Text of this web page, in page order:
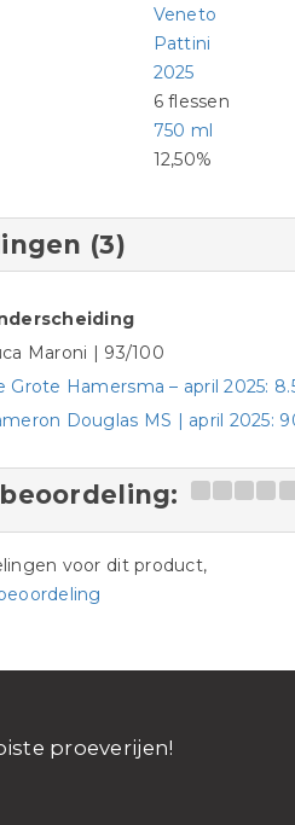
Veneto
Pattini
2025
6 flessen
750 ml
12,50%
(3)
Maroni | 93/100
Grote Hamersma – april 2025:
Douglas MS | april 2025:
voor dit product,
proeverijen!